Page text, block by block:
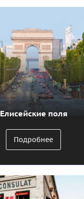
Елисейские поля
Подробнее